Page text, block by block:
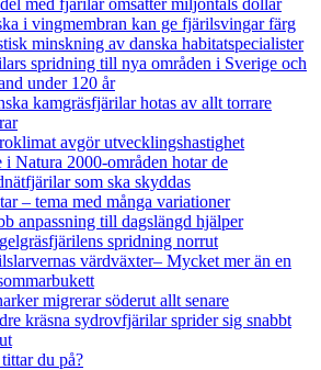
i vingmembran kan ge fjärilsvingar färg
minskning av danska habitatspecialister
spridning till nya områden i Sverige och
under 120 år
kamgräsfjärilar hotas av allt torrare
avgör utvecklingshastighet
i Natura 2000-områden hotar de
som ska skyddas
– tema med många variationer
anpassning till dagslängd hjälper
spridning norrut
värdväxter– Mycket mer än en
migrerar söderut allt senare
kräsna sydrovfjärilar sprider sig snabbt
du på?